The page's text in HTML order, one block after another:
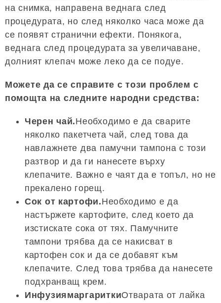
на снимка, направена веднага след
процедурата, но след няколко часа може да
се появят странични ефекти. Понякога,
веднага след процедурата за увеличаване,
долният клепач може леко да се подуе.
Можете да се справите с този проблем с
помощта на следните народни средства:
Черен чай.Необходимо е да сварите
няколко пакетчета чай, след това да
навлажнете два памучни тампона с този
разтвор и да ги нанесете върху
клепачите. Важно е чаят да е топъл, но не
прекалено горещ.
Сок от картофи.Необходимо е да
настържете картофите, след което да
изстискате сока от тях. Памучните
тампони трябва да се накисват в
картофен сок и да се добавят към
клепачите. След това трябва да нанесете
подхранващ крем.
ИнфузиямаргариткиОтварата от лайка